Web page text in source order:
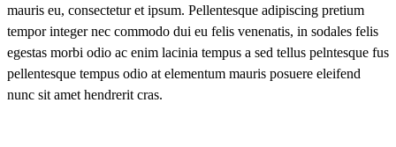
mauris eu, consectetur et ipsum. Pellentesque adipiscing pretium
tempor integer nec commodo dui eu felis venenatis, in sodales felis
egestas morbi odio ac enim lacinia tempus a sed tellus pelntesque fus
pellentesque tempus odio at elementum mauris posuere eleifend
nunc sit amet hendrerit cras.